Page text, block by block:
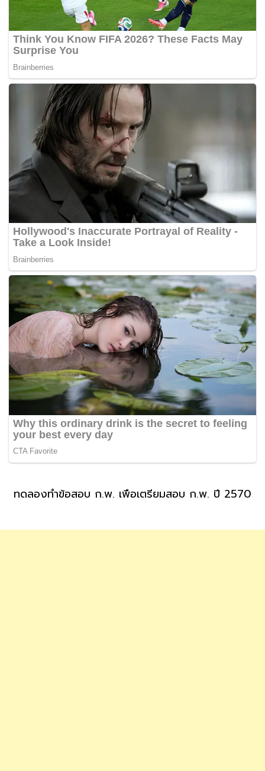
ทดลองทำข้อสอบ ก.พ. เพื่อเตรียมสอบ ก.พ. ปี 2570